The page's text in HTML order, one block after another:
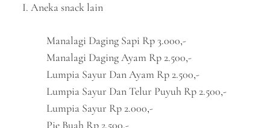
I. Aneka snack lain
Manalagi Daging Sapi Rp 3.000,-
Manalagi Daging Ayam Rp 2.500,-
Lumpia Sayur Dan Ayam Rp 2.500,-
Lumpia Sayur Dan Telur Puyuh Rp 2.500,-
Lumpia Sayur Rp 2.000,-
Pie Buah Rp 2.500,-